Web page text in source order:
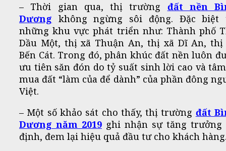
– Thời gian qua, thị trường đất nền
Dương không ngừng sôi động. Đặc biệt
những khu vực phát triển như: Thành phố
Dầu Một, thị xã Thuận An, thị xã Dĩ An, thị
Bến Cát. Trong đó, phân khúc đất nền luôn
ưu tiên săn đón do tỷ suất sinh lời cao và
mua đất “làm của để dành” của phần đông
Việt.
– Một số khảo sát cho thấy, thị trường đất
Dương năm 2019 ghi nhận sự tăng trưởng
định, đem lại hiệu quả đầu tư cho khách